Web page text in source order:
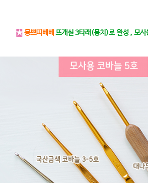
★ 몽쁘띠베베 뜨개실 3타래(뭉치)로 완성 , 모